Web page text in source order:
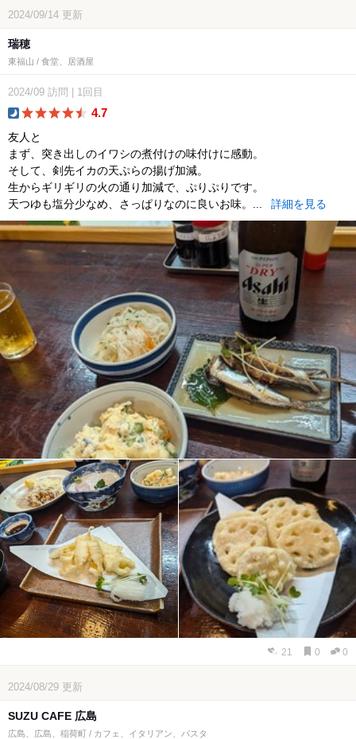
2024/09/14 更新
瑞穂
東福山 / 食堂、居酒屋
2024/09 訪問 1回目
4.7
友人と
まず、突き出しのイワシの煮付けの味付けに感動。
そして、剣先イカの天ぷらの揚げ加減。
生からギリギリの火の通り加減で、ぷりぷりです。
天つゆも塩分少なめ、さっぱりなのに良いお味。...
詳細を見る
21 0 0
2024/08/29 更新
SUZU CAFE 広島
広島、広島、稲荷町 / カフェ、イタリアン、パスタ